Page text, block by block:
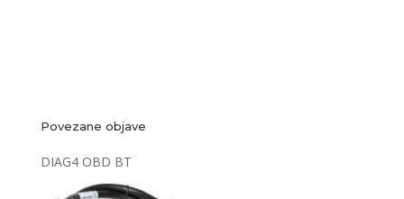
Povezane objave
DIAG4 OBD BT